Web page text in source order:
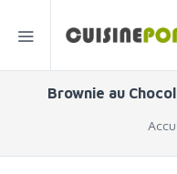
Brownie au